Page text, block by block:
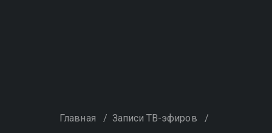
Главная / Записи ТВ-эфиров /